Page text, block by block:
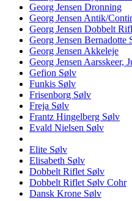
Georg Jensen Dronning
Georg Jensen Antik/
Georg Jensen Dobbelt
Georg Jensen Bernadotte
Georg Jensen Akkeleje
Georg Jensen Aarsskeer,
Gefion Sølv
Funkis Sølv
Frisenborg Sølv
Freja Sølv
Frantz Hingelberg Sølv
Evald Nielsen Sølv
Elite Sølv
Elisabeth Sølv
Dobbelt Riflet Sølv
Dobbelt Riflet Sølv Cohr
Dansk Krone Sølv